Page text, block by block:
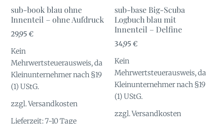
sub-book blau ohne
Innenteil – ohne Aufdruck
29,95€
Kein
Mehrwertsteuerausweis, da
Kleinunternehmer nach §19
(1) UStG.
zzgl.Versandkosten
Lieferzeit:7-10 Tage
sub-base Big-Scuba
Logbuch blau mit
Innenteil – Delfine
34,95€
Kein
Mehrwertsteuerausweis, da
Kleinunternehmer nach §19
(1) UStG.
zzgl.Versandkosten